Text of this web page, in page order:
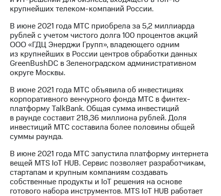
крупнейших телеком-компаний России.
В июне 2021 года МТС приобрела за 5,2 миллиарда
рублей с учетом чистого долга 100 процентов акций
ООО «ГДЦ Энерджи Групп», владеющего одним
из крупнейших в России центров обработки данных
GreenBushDC в Зеленоградском административном
округе Москвы.
В июне 2021 года МТС объявила об инвестициях
корпоративного венчурного фонда МТС в финтех-
платформу TalkBank. Общая сумма инвестиций
в раунде составит 218,36 миллиона рублей. Доля
инвестиций МТС составила более половины общей
суммы раунда.
В июне 2021 года МТС запустила платформу интернета
вещей MTS IoT HUB. Сервис позволяет разработчикам,
стартапам и крупным компаниям создавать
собственные продукты и IoT решения на основе
готового набора инструментов. MTS IoT HUB работает